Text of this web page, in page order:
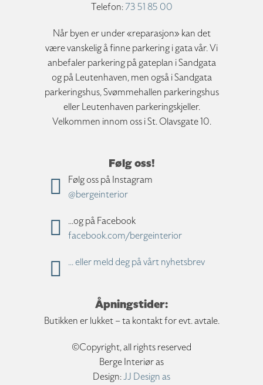
Telefon:73 51 85 00
Når byen er under «reparasjon» kan det
være vanskelig å finne parkering i gata vår. Vi
anbefaler parkering på gateplan i Sandgata
og på Leutenhaven, men også i Sandgata
parkeringshus, Svømmehallen parkeringshus
eller Leutenhaven parkeringskjeller.
Velkommen innom oss i St. Olavsgate 10.
Følg oss!
Følg oss på Instagram
@bergeinterior
...og på Facebook
facebook.com/bergeinterior
... eller meld deg på vårt nyhetsbrev
Åpningstider:
Butikken er lukket – ta kontakt for evt. avtale.
©Copyright, all rights reserved
Berge Interiør as
Design:JJ Design as